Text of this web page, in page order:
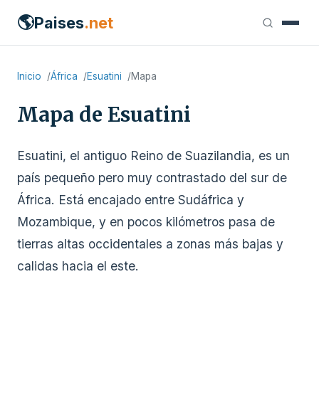
🌎Paises.net
Inicio África Esuatini Mapa
Mapa de Esuatini
Esuatini, el antiguo Reino de Suazilandia, es un
país pequeño pero muy contrastado del sur de
África. Está encajado entre Sudáfrica y
Mozambique, y en pocos kilómetros pasa de
tierras altas occidentales a zonas más bajas y
calidas hacia el este.